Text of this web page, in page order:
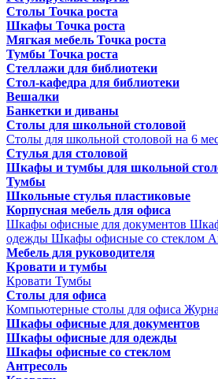
Столы Точка роста
Шкафы Точка роста
Мягкая мебель Точка роста
Тумбы Точка роста
Стеллажи для библиотеки
Стол-кафедра для библиотеки
Вешалки
Банкетки и диваны
Столы для школьной столовой
Столы для школьной столовой на 6
Стулья для столовой
Шкафы и тумбы для школьной
Тумбы
Школьные стулья пластиковые
Корпусная мебель для офиса
Шкафы офисные для документов
одежды Шкафы офисные со стеклом
Мебель для руководителя
Кровати и тумбы
Кровати Тумбы
Столы для офиса
Компьютерные столы для офиса
Шкафы офисные для документов
Шкафы офисные для одежды
Шкафы офисные со стеклом
Антресоль